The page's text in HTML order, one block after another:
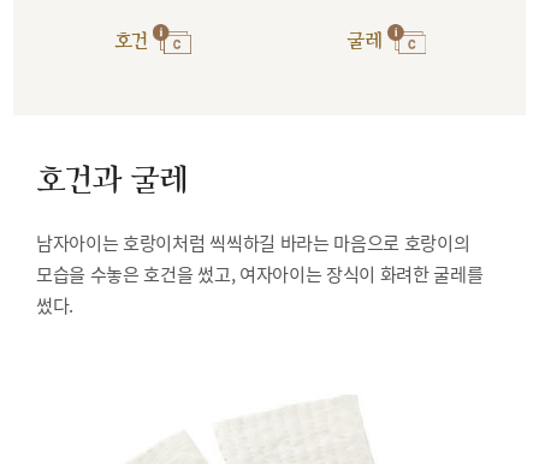
호건 굴레
호건과 굴레
남자아이는 호랑이처럼 씩씩하길 바라는 마음으로 호랑이의
모습을 수놓은 호건을 썼고, 여자아이는 장식이 화려한 굴레를
썼다.